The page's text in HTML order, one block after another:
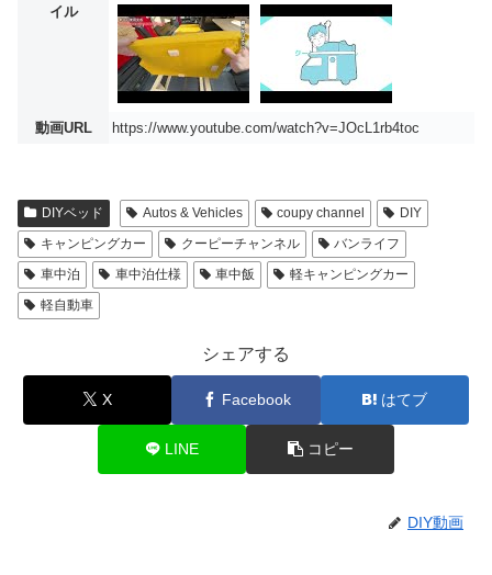
イル
動画URL https://www.youtube.com/watch?v=JOcL1rb4toc
DIYベッド Autos & Vehicles coupy channel
DIY
キャンピングカー
クーピーチャンネル
バンライフ
車中泊
車中泊仕様 車中飯
軽キャンピングカー
軽自動車
シェアする
X Facebook はてブ
LINE コピー
DIY動画